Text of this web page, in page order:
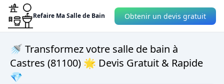
Refaire Ma Salle de Bain Obtenir un devis gratuit
🚿 Transformez votre salle de bain à
Castres (81100) 🌟 Devis Gratuit & Rapide
💎